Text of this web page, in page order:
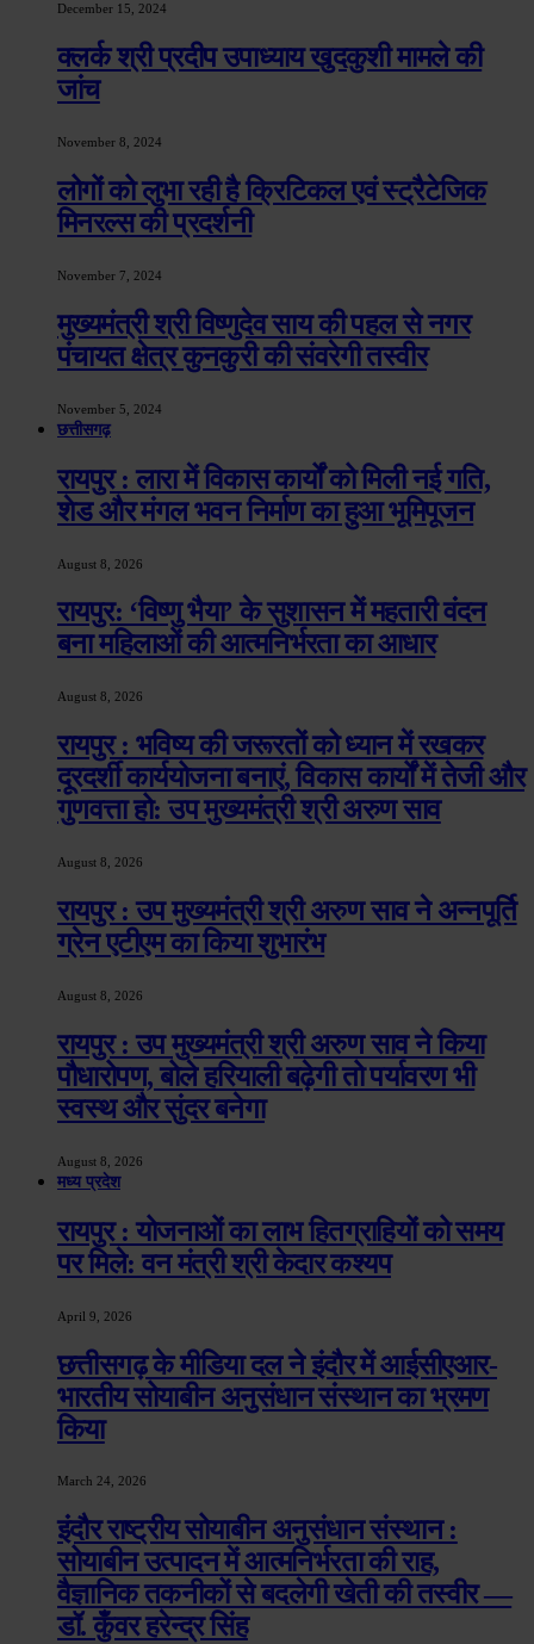
December 15, 2024
क्लर्क श्री प्रदीप उपाध्याय खुदकुशी मामले की
जांच
November 8, 2024
लोगों को लुभा रही है क्रिटिकल एवं स्ट्रैटेजिक
मिनरल्स की प्रदर्शनी
November 7, 2024
मुख्यमंत्री श्री विष्णुदेव साय की पहल से नगर
पंचायत क्षेत्र कुनकुरी की संवरेगी तस्वीर
November 5, 2024
छत्तीसगढ़
रायपुर : लारा में विकास कार्यों को मिली नई गति,
शेड और मंगल भवन निर्माण का हुआ भूमिपूजन
August 8, 2026
रायपुर: ‘विष्णु भैया’ के सुशासन में महतारी वंदन
बना महिलाओं की आत्मनिर्भरता का आधार
August 8, 2026
रायपुर : भविष्य की जरूरतों को ध्यान में रखकर
दूरदर्शी कार्ययोजना बनाएं, विकास कार्यों में तेजी और
गुणवत्ता हो: उप मुख्यमंत्री श्री अरुण साव
August 8, 2026
रायपुर : उप मुख्यमंत्री श्री अरुण साव ने अन्नपूर्ति
ग्रेन एटीएम का किया शुभारंभ
August 8, 2026
रायपुर : उप मुख्यमंत्री श्री अरुण साव ने किया
पौधारोपण, बोले हरियाली बढ़ेगी तो पर्यावरण भी
स्वस्थ और सुंदर बनेगा
August 8, 2026
मध्य प्रदेश
रायपुर : योजनाओं का लाभ हितग्राहियों को समय
पर मिले: वन मंत्री श्री केदार कश्यप
April 9, 2026
छत्तीसगढ़ के मीडिया दल ने इंदौर में आईसीएआर-
भारतीय सोयाबीन अनुसंधान संस्थान का भ्रमण
किया
March 24, 2026
इंदौर राष्ट्रीय सोयाबीन अनुसंधान संस्थान :
सोयाबीन उत्पादन में आत्मनिर्भरता की राह,
वैज्ञानिक तकनीकों से बदलेगी खेती की तस्वीर —
डॉ. कुँवर हरेन्द्र सिंह